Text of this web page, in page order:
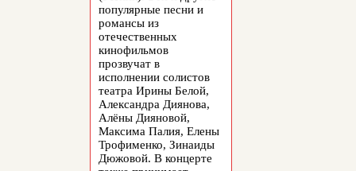
популярные песни и
романсы из
отечественных
кинофильмов
прозвучат в
исполнении солистов
театра Ирины Белой,
Александра Диянова,
Алёны Дияновой,
Максима Палия, Елены
Трофименко, Зинаиды
Дюжовой. В концерте